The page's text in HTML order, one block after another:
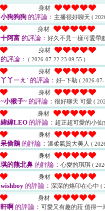
身材
小狗狗狗 的評論： 主播很好聊天 (
身材
十阿富 的評論： 好久不見一樣可愛帶
身材
的評論： ( 2026-07-22 23:09:55 )
身材
丫丫ㄧㄤˊ 的評論： 好~下勒 ( 2026-
身材
~小猴子~ 的評論： 很好聊天 可愛 (
身材
緯緯LEO 的評論： 超正超可愛的小仙
身材
呆偷鵝 的評論： 溫柔氣質大美人 (
身材
琪的熊北鼻 的評論： 心愛的琪琪 (
身材
wishboy 的評論： 深深的烙印在心中 (
身材
軒啊 的評論： 可愛又有趣的菈 值得一